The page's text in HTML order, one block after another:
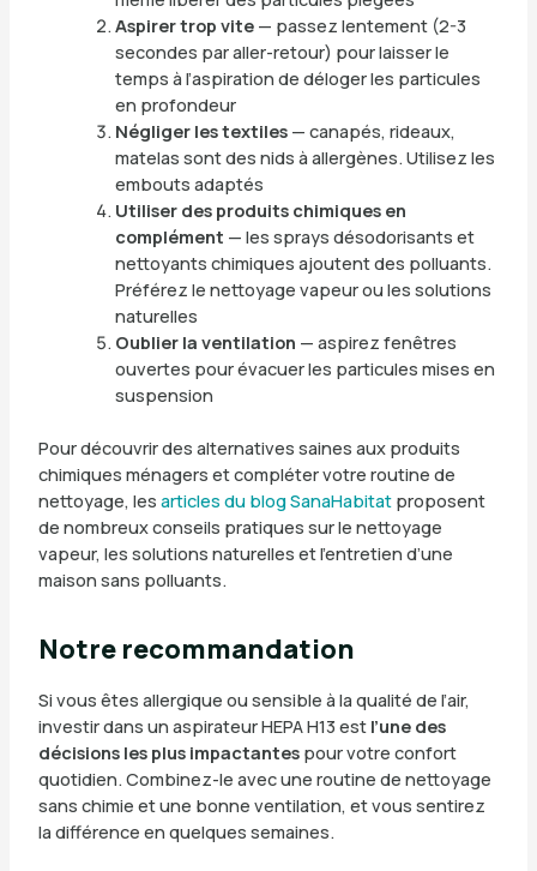
Aspirer trop vite— passez lentement (2-3
secondes par aller-retour) pour laisser le
temps à l’aspiration de déloger les particules
en profondeur
Négliger les textiles— canapés, rideaux,
matelas sont des nids à allergènes. Utilisez les
embouts adaptés
Utiliser des produits chimiques en
complément — les sprays désodorisants et
nettoyants chimiques ajoutent des polluants.
Préférez le nettoyage vapeur ou les solutions
naturelles
Oublier la ventilation — aspirez fenêtres
ouvertes pour évacuer les particules mises en
suspension
Pour découvrir des alternatives saines aux produits
chimiques ménagers et compléter votre routine de
nettoyage, les articles du blog SanaHabitatproposent
de nombreux conseils pratiques sur le nettoyage
vapeur, les solutions naturelles et l’entretien d’une
maison sans polluants.
Notre recommandation
Si vous êtes allergique ou sensible à la qualité de l’air,
investir dans un aspirateur HEPA H13 est l’une des
décisions les plus impactantespour votre confort
quotidien. Combinez-le avec une routine de nettoyage
sans chimie et une bonne ventilation, et vous sentirez
la différence en quelques semaines.